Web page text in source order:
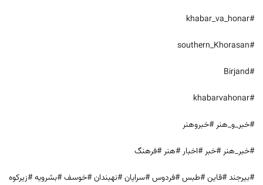
#khabar_va_honar
#southern_Khorasan
#Birjand
#khabarvahonar
#خبر_و_هنر #خبروهنر
#خبر_هنر #خبر #اخبار #هنر #فرهنگ
#بیرجند #قاین #طبس #فردوس #سرایان #نهبندان #خوسف #بشرویه #زیرکوه